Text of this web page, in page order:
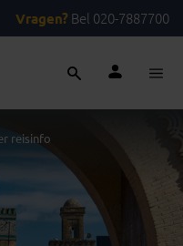
Vragen? Bel 020-7887700
reisinfo